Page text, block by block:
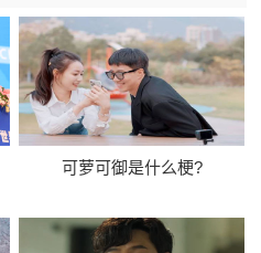
可萝可御是什么梗?